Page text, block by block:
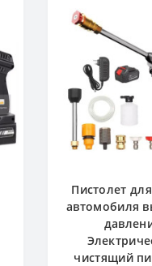
Пистолет
автомобиля
чистящий